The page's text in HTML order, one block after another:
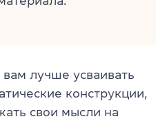
лучше усваивать
конструкции,
свои мысли на